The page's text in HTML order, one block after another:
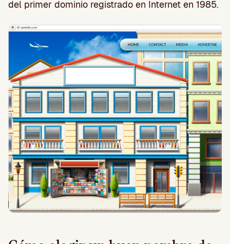
del primer dominio registrado en Internet en 1985.